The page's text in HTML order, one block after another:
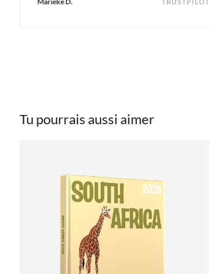
Tu pourrais aussi aimer